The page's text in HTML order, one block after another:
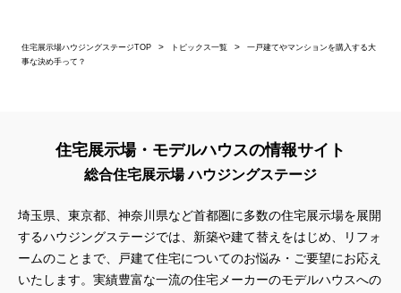
住宅展示場ハウジングステージTOP トピックス一覧
一戸建てやマンションを購入する大
事な決め手って？
住宅展示場・モデルハウスの情報サイト
総合住宅展示場 ハウジングステージ
埼玉県、東京都、神奈川県など首都圏に多数の住宅展示場を展開
するハウジングステージでは、新築や建て替えをはじめ、リフォ
ームのことまで、戸建て住宅についてのお悩み・ご要望にお応え
いたします。実績豊富な一流の住宅メーカーのモデルハウスへの